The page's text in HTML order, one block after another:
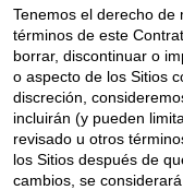
Tenemos el derecho de
términos de este
borrar, discontinuar o
o aspecto de los Sitios
discreción,
incluirán (y pueden
revisado u otros
los Sitios después de
cambios, se